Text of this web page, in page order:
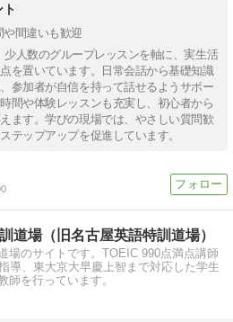
ト
や間違いも歓迎
人数のグループレッスンを軸に、実生活
を置いています。日常会話から基礎知識
参加者が自信を持って話せるようサポー
間や体験レッスンも充実し、初心者から
ます。学びの現場では、やさしい質問歓
テップアップを促進しています。
道場（旧名古屋英語特訓道場）
場のサイトです。TOEIC 990点満点講師
導、東大京大早慶上智まで対応した学生
師を行っています。